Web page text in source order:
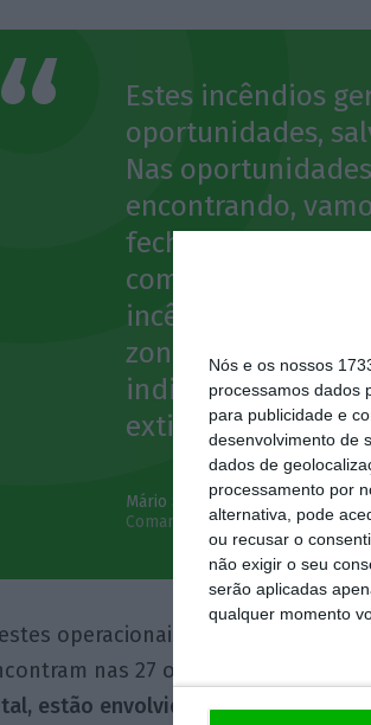
Nós e os nossos
processamos dados
para publicidade e
desenvolvimento de
dados de
processamento por
alternativa, pode
ou recusar o
não exigir o seu
serão aplicadas
qualquer momento
Estes incêndios
oportunidades,
Nas
encontrando,
fechando,
combate indireto,
incêndio chegue a
zonas onde
indireta,
extinguir
Mário Silvestre
Comandante Nacional de
operacionais acrescem 1.502
nas 27 ocorrências nas
estão envolvidos 3.708